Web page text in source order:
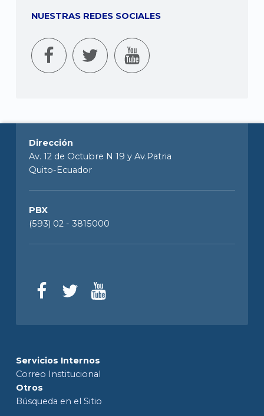
NUESTRAS REDES SOCIALES
Dirección
Av. 12 de Octubre N 19 y Av.Patria
Quito-Ecuador
PBX
(593) 02 - 3815000
Servicios Internos
Correo Institucional
Otros
Búsqueda en el Sitio